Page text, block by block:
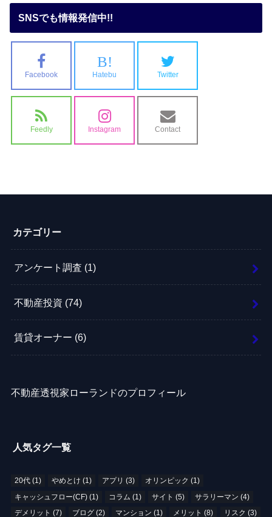
SNSでも情報発信中!!
Facebook
B!
Hatebu Twitter
Feedly Instagram Contact
カテゴリー
アンケート調査 (1)
不動産投資 (74)
賃貸オーナー (6)
不動産透視家ローランドのプロフィール
人気タグ一覧
20代(1) やめとけ (1) アプリ (3) オリンピック (1)
キャッシュフロー(CF)(1) コラム (1) サイト (5) サラリーマン (4)
デメリット (7) ブログ (2) マンション (1) メリット (8) リスク (3)